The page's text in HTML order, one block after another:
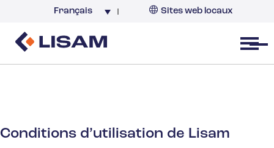
Français Sites web locaux
Open menu
Conditions d’utilisation de Lisam